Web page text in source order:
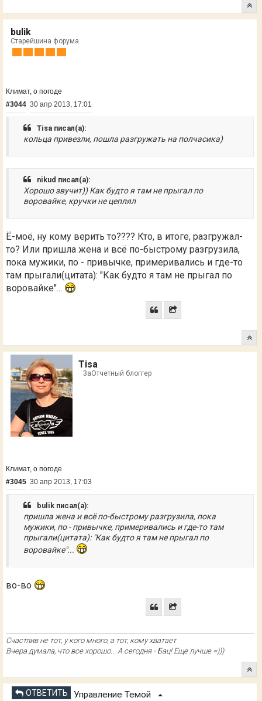
bulik
Старейшина форума
Климат, о погоде
#3044 30 апр 2013, 17:01
Tisa писал(а):
кольца привезли, пошла разгружать на полчасика)
nikud писал(а):
Хорошо звучит)) Как будто я там не прыгал по
воровайке, кручки не цеплял
Ё-моё, ну кому верить то???? Кто, в итоге, разгружал-
то? Или пришла жена и всё по-быстрому разгрузила,
пока мужики, по - привычке, примеривались и где-то
там прыгали(цитата): "Как будто я там не прыгал по
воровайке"...
Tisa
ЗаОтчетный блоггер
Климат, о погоде
#3045 30 апр 2013, 17:03
bulik писал(а):
пришла жена и всё по-быстрому разгрузила, пока
мужики, по - привычке, примеривались и где-то там
прыгали(цитата): "Как будто я там не прыгал по
воровайке"...
во-во
Счастлив не тот, у кого много, а тот, кому хватает
Вчера думала, что все хорошо... А сегодня - Бац! Еще лучше =)))
ОТВЕТИТЬ Управление Темой